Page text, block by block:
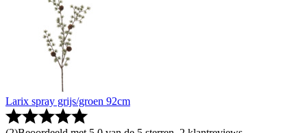
Larix spray grijs/groen 92cm